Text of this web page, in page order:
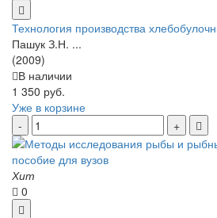
Технология производства
Пашук З.Н. ...
(2009)
В наличии
1 350 руб.
Уже в корзине
Хит
0